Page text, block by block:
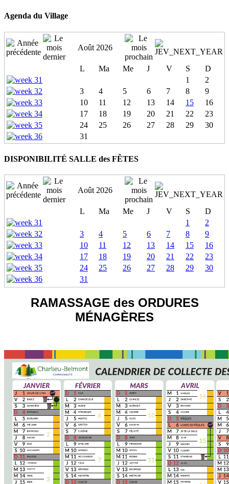
Agenda du Village
Août 2026
L Ma Me J V S
D
1
2
3
4 5 6 7 8
9
10
11 12 13 14 15
16
17
18 19 20 21 22
23
24
25 26 27 28 29
30
31
DISPONIBILITÉ SALLE des FÊTES
Août 2026
L Ma Me J V S
D
1
2
3
4 5 6 7 8
9
10
11 12 13 14 15
16
17
18 19 20 21 22
23
24
25 26 27 28 29
30
31
RAMASSAGE des ORDURES
MÉNAGÈRES